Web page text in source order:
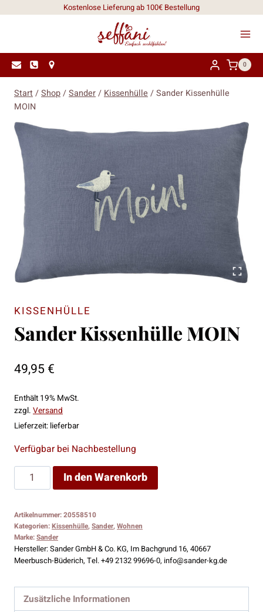
Kostenlose Lieferung ab 100€ Bestellung
0
Start/Shop/Sander/ Kissenhülle /Sander Kissenhülle
MOIN
KISSENHÜLLE
Sander Kissenhülle MOIN
49,95 €
Enthält 19% MwSt.
zzgl. Versand
Lieferzeit: lieferbar
Verfügbar bei Nachbestellung
Sander
Kissenhülle
Menge
In den Warenkorb
Artikelnummer:20558510
Kategorien:Kissenhülle,Sander,Wohnen
Marke:Sander
Hersteller:Sander GmbH & Co. KG, Im Bachgrund 16, 40667
Meerbusch-Büderich, Tel. +49 2132 99696-0, info@sander-kg.de
Zusätzliche Informationen